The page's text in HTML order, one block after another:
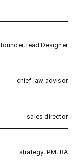
founder, lead Designer
chief law advisor
sales director
strategy, PM, BA